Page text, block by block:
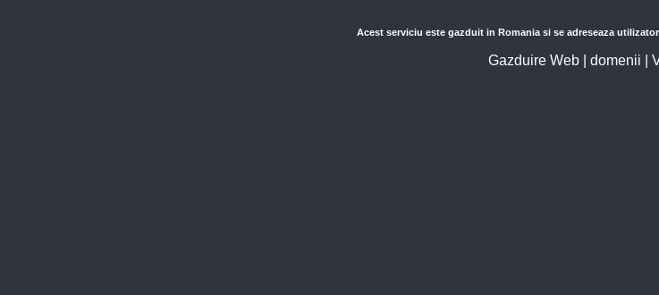
Acest serviciu este gazduit in Romania si se adreseaza
Gazduire Web| domenii